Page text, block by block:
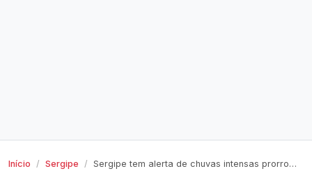
Início Sergipe Sergipe tem alerta de chuvas intensas prorrogado